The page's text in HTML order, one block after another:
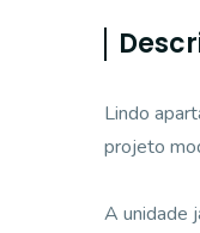
Lindo
projeto
A unidade